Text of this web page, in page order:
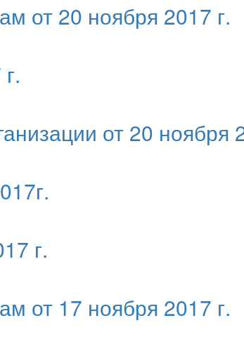
от 20 ноября 2017 г.
от 20 ноября
г.
от 17 ноября 2017 г.